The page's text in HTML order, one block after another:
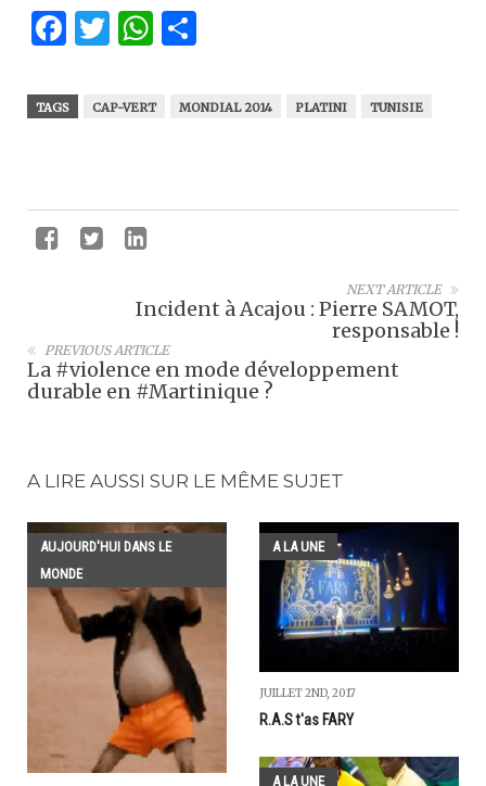
Facebook
Twitter
WhatsApp
TAGS CAP-VERT MONDIAL 2014 PLATINI TUNISIE
NEXT ARTICLE
Incident à Acajou : Pierre SAMOT,
responsable !
PREVIOUS ARTICLE
La #violence en mode développement
durable en #Martinique ?
A LIRE AUSSI SUR LE MÊME SUJET
AUJOURD'HUI DANS LE
MONDE
A LA UNE
JUILLET 2ND, 2017
R.A.S t'as FARY
A LA UNE